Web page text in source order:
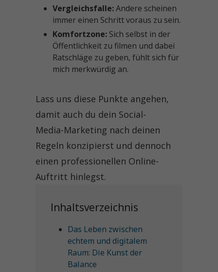
Vergleichsfalle:Andere scheinen
immer einen Schritt voraus zu sein.
Komfortzone: Sich selbst in der
Öffentlichkeit zu filmen und dabei
Ratschläge zu geben, fühlt sich für
mich merkwürdig an.
Lass uns diese Punkte angehen,
damit auch du dein Social-
Media-Marketing nach deinen
Regeln konzipierst und dennoch
einen professionellen Online-
Auftritt hinlegst.
Inhaltsverzeichnis
Das Leben zwischen
echtem und digitalem
Raum: Die Kunst der
Balance